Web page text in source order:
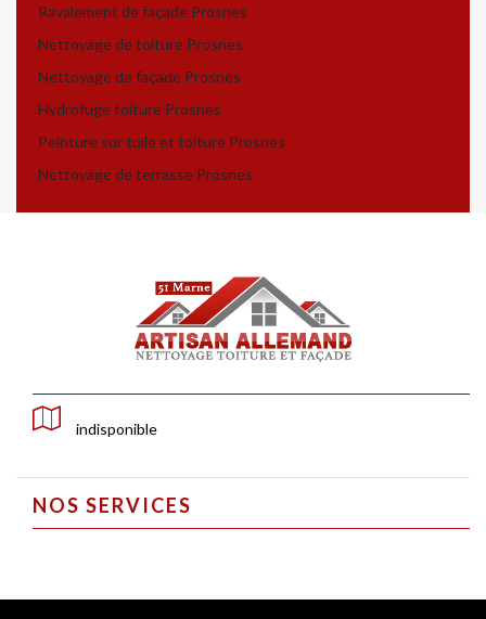
Ravalement de façade Prosnes
Nettoyage de toiture Prosnes
Nettoyage de façade Prosnes
Hydrofuge toiture Prosnes
Peinture sur tuile et toiture Prosnes
Nettoyage de terrasse Prosnes
indisponible
NOS SERVICES